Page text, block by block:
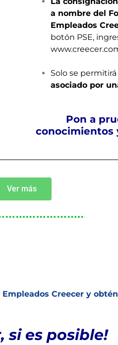
a nombre del
Empleados
botón PSE,
Solo se permitirá
asociado por
Pon a
conocimientos
Ver más
Creecer y
si es posible!